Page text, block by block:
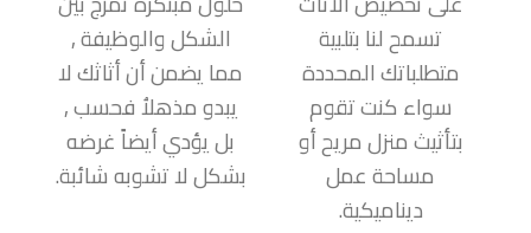
تسمح لنا بتلبية
متطلباتك المحددة
سواء كنت تقوم
بتأثيث منزل مريح أو
مساحة عمل
ديناميكية.
الشكل والوظيفة ,
مما يضمن أن أثاثك لا
يبدو مذهلاُ فحسب ,
بل يؤدي أيضاً غرضه
بشكل لا تشوبه شائبة.